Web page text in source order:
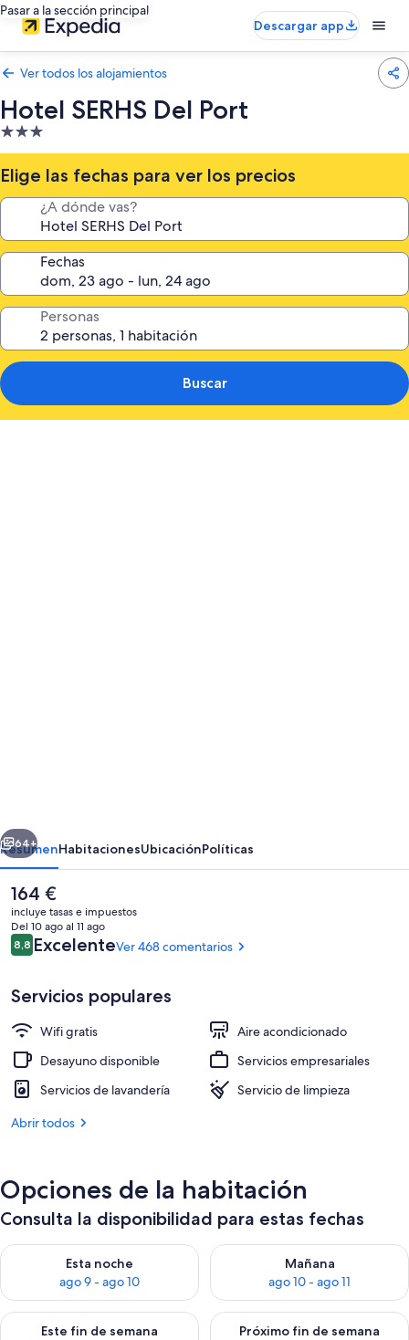
Pasar a la sección principal
Descargar app
Ver todos los alojamientos
Hotel SERHS Del Port
Alojamiento
de
3.0 estrellas
Elige las fechas para ver los precios
¿A dónde vas?
Fechas
Personas
Buscar
Recepción
Siguiente
64+
ResumenHabitacionesUbicaciónPolíticas
El
precio
actual
es
de
164 €
incluye tasas e impuestos
Del 10 ago al 11 ago
Comentarios
8,88,8 de 10
ExcelenteVer 468 comentarios
Servicios populares
Wifi gratis
Aire acondicionado
Desayuno disponible
Servicios empresariales
Servicios de lavandería
Servicio de limpieza
Abrir todos
Opciones de la habitación
Consulta la disponibilidad para estas fechas
Esta noche
ago 9 - ago 10
Consulta la disponibilidad para esta noche, ago 9 - ago 10
Mañana
ago 10 - ago 11
Consulta la disponibilidad
Este fin de semana
Consulta la disponibilidad para este fin de semana, ago 14 -
Próximo fin de semana
Consulta la disponibilidad